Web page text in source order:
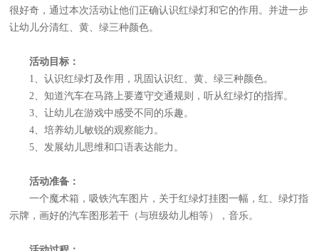
很好奇，通过本次活动让他们正确认识红绿灯和它的作用。并进一步
让幼儿分清红、黄、绿三种颜色。
活动目标：
1、认识红绿灯及作用，巩固认识红、黄、绿三种颜色。
2、知道汽车在马路上要遵守交通规则，听从红绿灯的指挥。
3、让幼儿在游戏中感受不同的乐趣。
4、培养幼儿敏锐的观察能力。
5、发展幼儿思维和口语表达能力。
活动准备：
一个魔术箱，吸铁汽车图片，关于红绿灯挂图一幅，红、绿灯指
示牌，画好的汽车图形若干（与班级幼儿相等），音乐。